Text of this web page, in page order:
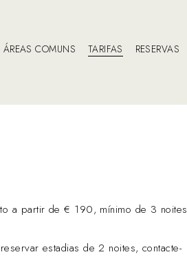
ÁREAS COMUNS TARIFAS RESERVAS
a partir de € 190, mínimo de 3 noites
estadias de 2 noites, contacte-